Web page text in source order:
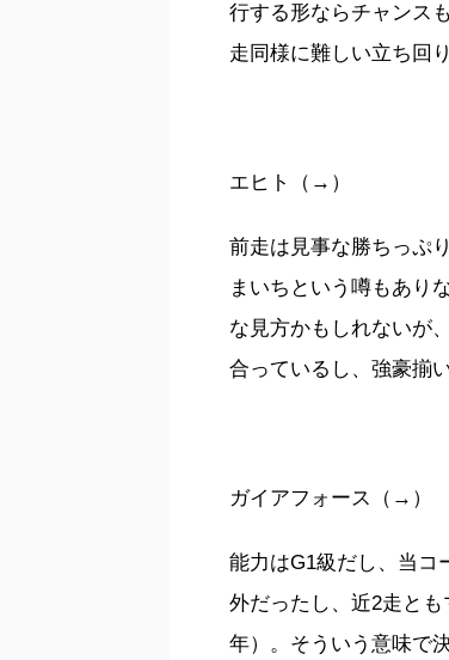
行する形ならチャンス
走同様に難しい立ち回
エヒト（→）
前走は見事な勝ちっぷ
まいちという噂もあり
な見方かもしれないが
合っているし、強豪揃
ガイアフォース（→）
能力はG1級だし、当コ
外だったし、近2走と
年）。そういう意味で